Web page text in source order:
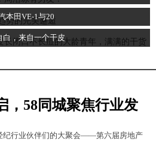
本田VE-1与20
白，来自一个干皮
，58同城聚焦行业发
纪行业伙伴们的大聚会——第六届房地产